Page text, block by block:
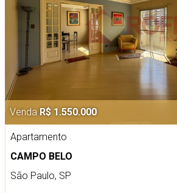
Venda R$ 1.550.000
Apartamento
CAMPO BELO
São Paulo, SP